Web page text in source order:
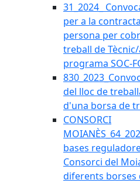
31_2024_
per a la
persona per
treball de
programa SOC-
del lloc de
d'una borsa de
CONSORCI
bases
Consorci del
diferents borses